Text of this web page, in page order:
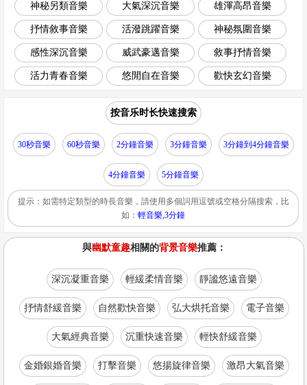
神秘另類音樂 大氣深沉音樂 雄渾高昂音樂
抒情敘事音樂 活潑跳躍音樂 神秘氛圍音樂
感性深沉音樂 威武豪邁音樂 敘事抒情音樂
活力青春音樂 悠閒自在音樂 歡快玄幻音樂
按音乐时长快速搜索
30秒音樂 60秒音樂 2分鐘音樂 3分鐘音樂 3分鐘到4分鐘音樂
4分鐘音樂 5分鐘音樂
提示：如需特定類型的時長音樂，請使用多個詞用逗號或空格分隔搜索，比
如：輕音樂,3分鐘
與幽默童趣相關的背景音樂推薦：
深沉凝重音樂 輕緩柔情音樂 靜謐悠遠音樂
抒情舒緩音樂 自然歡快音樂 弘大烘托音樂 電子音樂
大氣經典音樂 沉重快速音樂 輕快舒緩音樂
金婚銀婚音樂 打擊音樂 悠揚旋律音樂 激昂大氣音樂